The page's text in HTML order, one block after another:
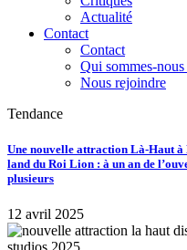
Actualité
Contact
Contact
Qui sommes-nous
Nous rejoindre
Tendance
Une nouvelle attraction Là-Haut à
land du Roi Lion : à un an de
plusieurs
12 avril 2025